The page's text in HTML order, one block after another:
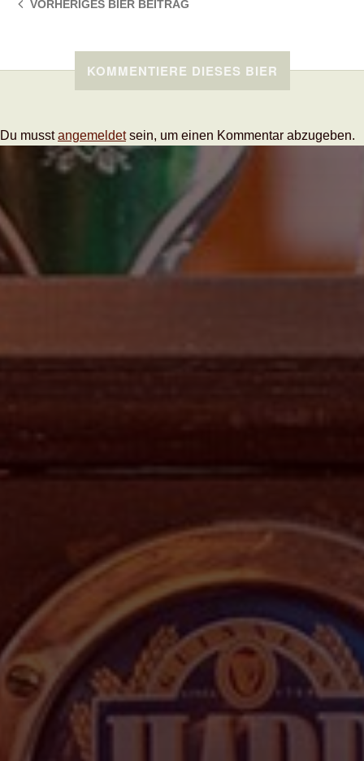
VORHERIGES BIER BEITRAG
KOMMENTIERE DIESES BIER
Du musstangemeldetsein, um einen Kommentar abzugeben.